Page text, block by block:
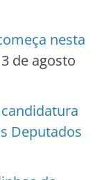
nesta
3 de agosto
Deputados